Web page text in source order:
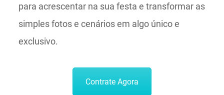
para acrescentar na sua festa e transformar as
simples fotos e cenários em algo único e
exclusivo.
Contrate Agora